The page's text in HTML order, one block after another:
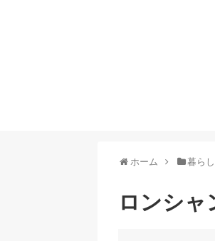
ホーム 暮らし
ロンシャ